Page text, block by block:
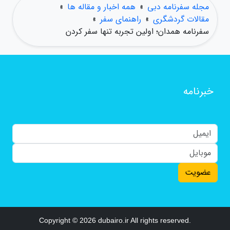
مجله سفرنامه دبی » همه اخبار و مقاله ها »
مقالات گردشگری » راهنمای سفر »
سفرنامه همدان؛ اولین تجربه تنها سفر کردن
خبرنامه
عضویت
Copyright © 2026 dubairo.ir All rights reserved.